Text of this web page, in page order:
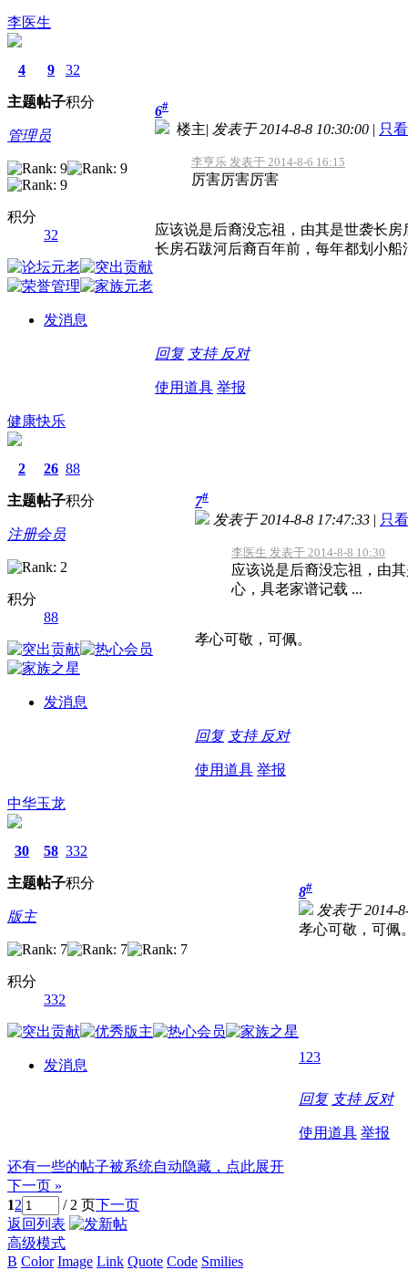
李医生
4
主题
9
帖子
32
积分
管理员
积分
32
发消息
6#
楼主| 发表于 2014-8-8 10:30:00 | 只
李亨乐 发表于 2014-8-6 16:15
厉害厉害厉害
应该说是后裔没忘祖，由其是世袭长
长房石跋河后裔百年前，每年都划小
回复 支持 反对
使用道具 举报
健康快乐
2
主题
26
帖子
88
积分
注册会员
积分
88
发消息
7#
发表于 2014-8-8 17:47:33 | 只
李医生 发表于 2014-8-8 10:30
应该说是后裔没忘祖，由
心，具老家谱记载 ...
孝心可敬，可佩。
回复 支持 反对
使用道具 举报
中华玉龙
30
主题
58
帖子
332
积分
版主
积分
332
发消息
8#
发表于 2014-
孝心可敬，可佩
1 23
回复 支持 反对
使用道具 举报
还有一些的帖子被系统自动隐藏，点此展开
下一页 »
12 / 2 页下一页
返回列表
高级模式
B Color Image Link Quote Code Smilies